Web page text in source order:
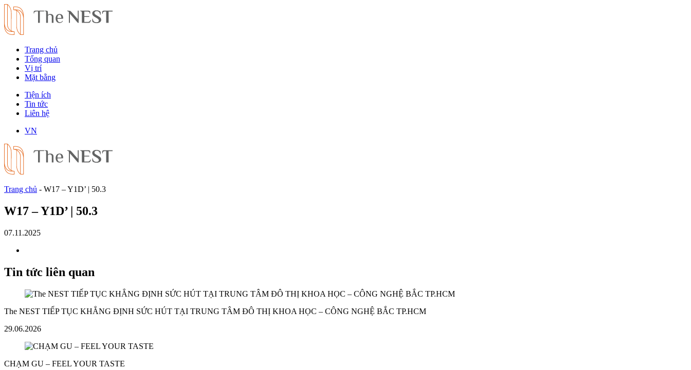
Trang chủ
Tổng quan
Vị trí
Mặt bằng
Tiện ích
Tin tức
Liên hệ
VN
Trang chủ - W17 – Y1D’ | 50.3
W17 – Y1D’ | 50.3
07.11.2025
Tin tức liên quan
The NEST TIẾP TỤC KHẲNG ĐỊNH SỨC HÚT TẠI TRUNG TÂM ĐÔ THỊ KHOA HỌC – CÔNG NGHỆ BẮC TP.HCM
29.06.2026
CHẠM GU – FEEL YOUR TASTE